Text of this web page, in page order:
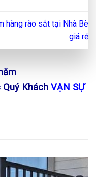
hàng rào sắt tại Nhà Bè
giá rẻ
Quý Khách VẠN SỰ